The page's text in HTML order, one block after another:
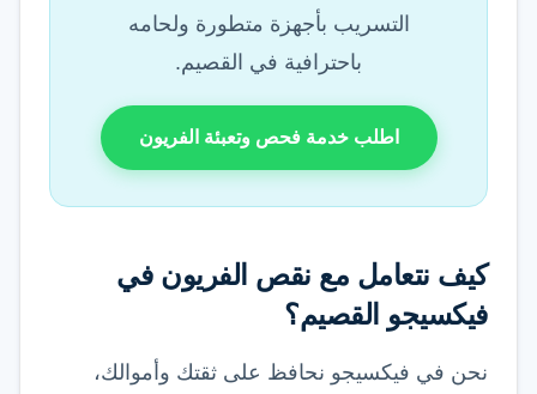
التسريب بأجهزة متطورة ولحامه
باحترافية في القصيم.
اطلب خدمة فحص وتعبئة الفريون
كيف نتعامل مع نقص الفريون في
فيكسيجو القصيم؟
نحن في فيكسيجو نحافظ على ثقتك وأموالك،